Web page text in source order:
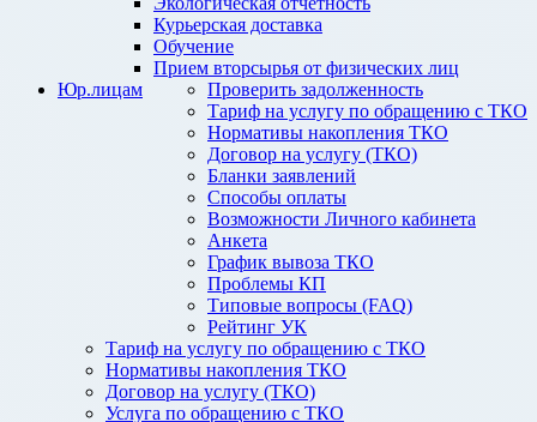
Курьерская доставка
Обучение
Прием вторсырья от физических лиц
Проверить задолженность
Тариф на услугу по обращению с ТКО
Нормативы накопления ТКО
Договор на услугу (ТКО)
Бланки заявлений
Способы оплаты
Возможности Личного кабинета
Анкета
График вывоза ТКО
Проблемы КП
Типовые вопросы (FAQ)
Рейтинг УК
Юр.лицам
Тариф на услугу по обращению с ТКО
Нормативы накопления ТКО
Договор на услугу (ТКО)
Услуга по обращению с ТКО